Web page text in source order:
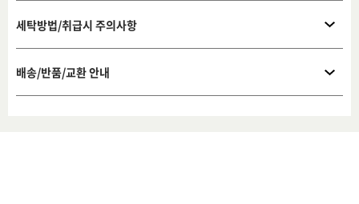
세탁방법/취급시 주의사항
배송/반품/교환 안내